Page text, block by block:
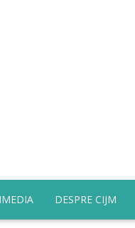
DESPRE CIJM